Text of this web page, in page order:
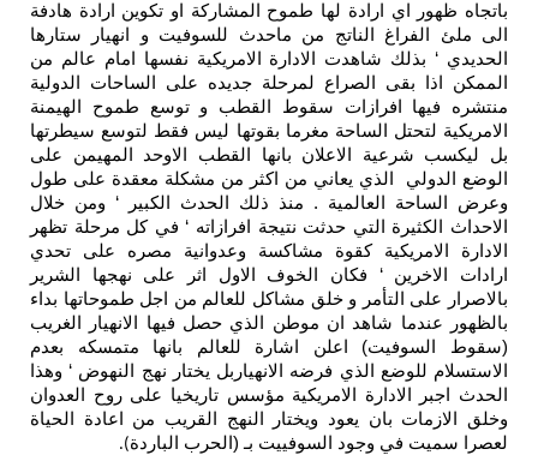
باتجاه ظهور اي ارادة لها طموح المشاركة او تكوين ارادة هادفة
الى ملئ الفراغ الناتج من ماحدث للسوفيت و انهيار ستارها
الحديدي ‘ بذلك شاهدت الادارة الامريكية نفسها امام عالم من
الممكن اذا بقى الصراع لمرحلة جديده على الساحات الدولية
منتشره فيها افرازات سقوط القطب و توسع طموح الهيمنة
الامريكية لتحتل الساحة مغرما بقوتها ليس فقط لتوسع سيطرتها
بل ليكسب شرعية الاعلان بانها القطب الاوحد المهيمن على
الوضع الدولي الذي يعاني من اكثر من مشكلة معقدة على طول
وعرض الساحة العالمية . منذ ذلك الحدث الكبير ‘ ومن خلال
الاحداث الكثيرة التي حدثت نتيجة افرازاته ‘ في كل مرحلة تظهر
الادارة الامريكية كقوة مشاكسة وعدوانية مصره على تحدي
ارادات الاخرين ‘ فكان الخوف الاول اثر على نهجها الشرير
بالاصرار على التأمر و خلق مشاكل للعالم من اجل طموحاتها بداء
بالظهور عندما شاهد ان موطن الذي حصل فيها الانهيار الغريب
(سقوط السوفيت) اعلن اشارة للعالم بانها متمسكه بعدم
الاستسلام للوضع الذي فرضه الانهياربل يختار نهج النهوض ‘ وهذا
الحدث اجبر الادارة الامريكية مؤسس تاريخيا على روح العدوان
وخلق الازمات بان يعود ويختار النهج القريب من اعادة الحياة
لعصرا سميت في وجود السوفييت بـ (الحرب الباردة).